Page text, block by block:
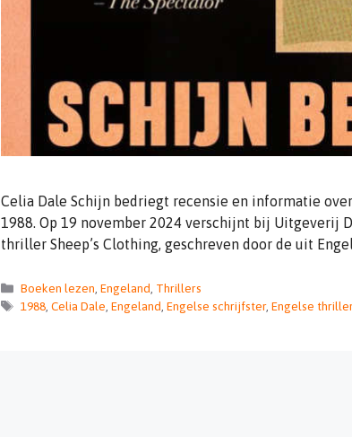
Celia Dale Schijn bedriegt recensie en informatie
1988. Op 19 november 2024 verschijnt bij Uitgeverij
thriller Sheep’s Clothing, geschreven door de uit
Categorieën
Boeken lezen Engeland Thrillers
Tags
1988, Celia Dale Engeland Engelse schrijfster, Engelse thriller